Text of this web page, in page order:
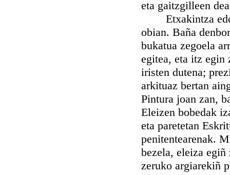
eta gaitzgilleen
Etxakintza edo
obian. Baña
bukatua zegoela
egitea, eta itz egin
iristen dutena;
arkituaz bertan
Pintura joan zan,
Eleizen bobedak
eta paretetan
penitentearenak.
bezela, eleiza egiñ
zeruko argiarekiñ